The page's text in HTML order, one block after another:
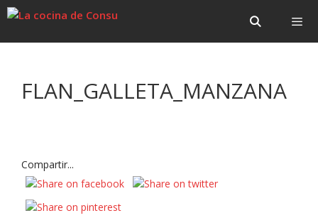
Saltar
Saltar
FLAN_GALLETA_MANZANA
Compartir...